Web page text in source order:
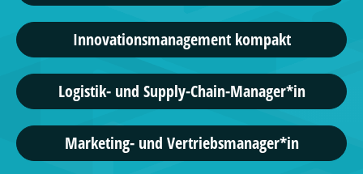
Innovationsmanagement kompakt
Logistik- und Supply-Chain-Manager*in
Marketing- und Vertriebsmanager*in